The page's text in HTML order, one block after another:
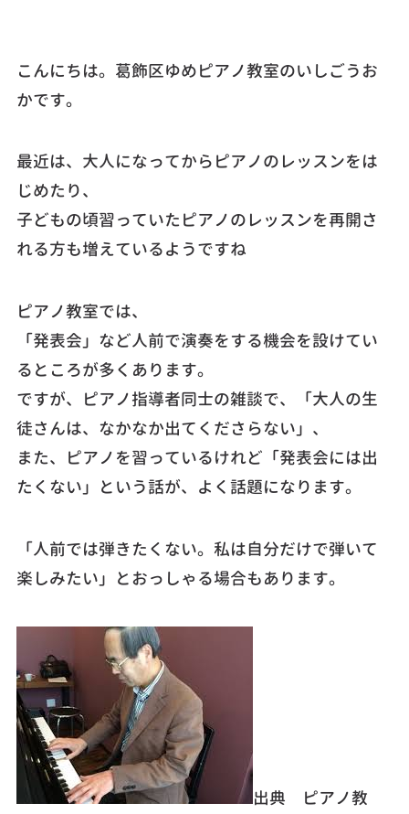
こんにちは。葛飾区ゆめピアノ教室のいしごうお
かです。
最近は、大人になってからピアノのレッスンをは
じめたり、
子どもの頃習っていたピアノのレッスンを再開さ
れる方も増えているようですね
ピアノ教室では、
「発表会」など人前で演奏をする機会を設けてい
るところが多くあります。
ですが、ピアノ指導者同士の雑談で、「大人の生
徒さんは、なかなか出てくださらない」、
また、ピアノを習っているけれど「発表会には出
たくない」という話が、よく話題になります。
「人前では弾きたくない。私は自分だけで弾いて
楽しみたい」とおっしゃる場合もあります。
出典 ピアノ教